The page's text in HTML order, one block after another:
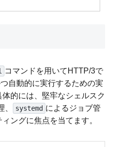
コマンドを用いてHTTP/3で
自動的に実行するための実
的には、堅牢なシェルスク
systemd によるジョブ管
ングに焦点を当てます。